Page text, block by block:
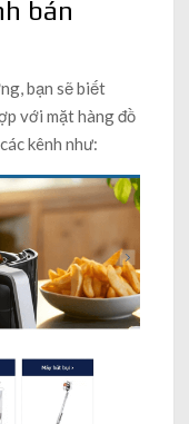
bán
bạn sẽ biết
với mặt hàng đồ
kênh như: